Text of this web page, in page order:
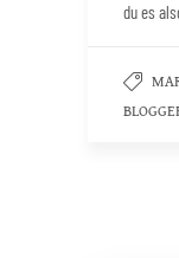
du es